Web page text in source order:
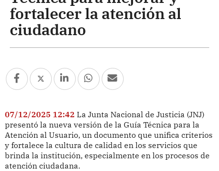
fortalecer la atención al
ciudadano
07/12/2025 12:42 La Junta Nacional de Justicia (JNJ)
presentó la nueva versión de la Guía Técnica para la
Atención al Usuario, un documento que unifica criterios
y fortalece la cultura de calidad en los servicios que
brinda la institución, especialmente en los procesos de
atención ciudadana.